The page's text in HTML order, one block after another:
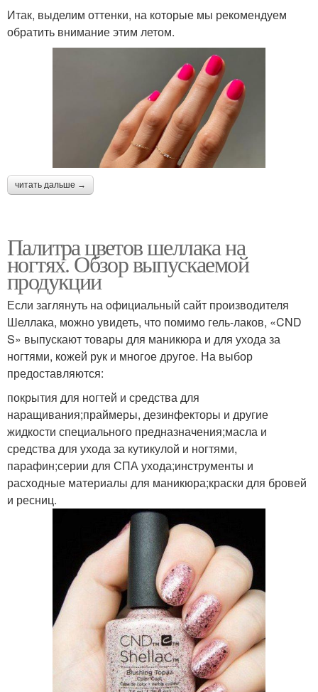
Итак, выделим оттенки, на которые мы рекомендуем
обратить внимание этим летом.
читать дальше →
Палитра цветов шеллака на
ногтях. Обзор выпускаемой
продукции
Если заглянуть на официальный сайт производителя
Шеллака, можно увидеть, что помимо гель-лаков, «CND
S» выпускают товары для маникюра и для ухода за
ногтями, кожей рук и многое другое. На выбор
предоставляются:
покрытия для ногтей и средства для
наращивания;праймеры, дезинфекторы и другие
жидкости специального предназначения;масла и
средства для ухода за кутикулой и ногтями,
парафин;серии для СПА ухода;инструменты и
расходные материалы для маникюра;краски для бровей
и ресниц.